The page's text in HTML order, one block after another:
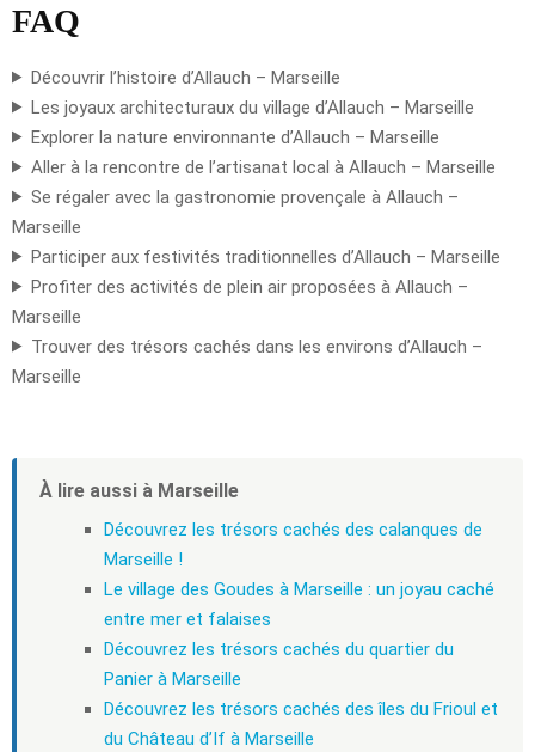
FAQ
Découvrir l’histoire d’Allauch – Marseille
Les joyaux architecturaux du village d’Allauch – Marseille
Explorer la nature environnante d’Allauch – Marseille
Aller à la rencontre de l’artisanat local à Allauch – Marseille
Se régaler avec la gastronomie provençale à Allauch –
Marseille
Participer aux festivités traditionnelles d’Allauch – Marseille
Profiter des activités de plein air proposées à Allauch –
Marseille
Trouver des trésors cachés dans les environs d’Allauch –
Marseille
À lire aussi à Marseille
Découvrez les trésors cachés des calanques de
Marseille !
Le village des Goudes à Marseille : un joyau caché
entre mer et falaises
Découvrez les trésors cachés du quartier du
Panier à Marseille
Découvrez les trésors cachés des îles du Frioul et
du Château d’If à Marseille